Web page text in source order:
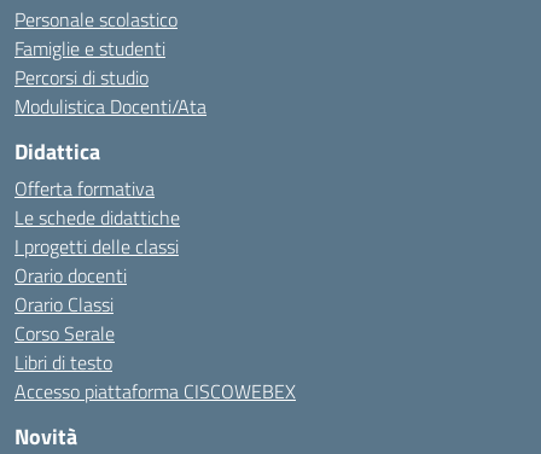
Personale scolastico
Famiglie e studenti
Percorsi di studio
Modulistica Docenti/Ata
Didattica
Offerta formativa
Le schede didattiche
I progetti delle classi
Orario docenti
Orario Classi
Corso Serale
Libri di testo
Accesso piattaforma CISCOWEBEX
Novità